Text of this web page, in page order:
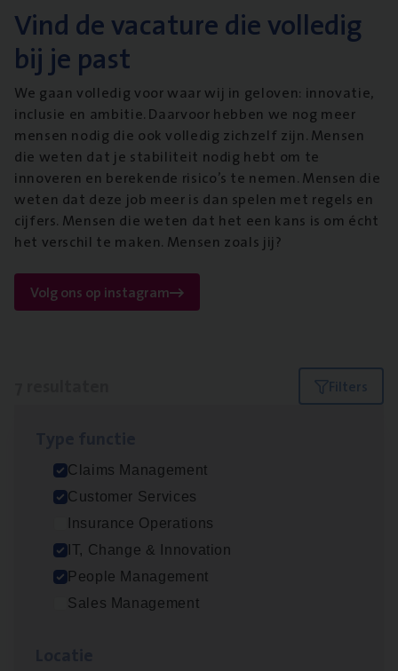
Vind de vacature die volledig
bij je past
We gaan volledig voor waar wij in geloven: innovatie,
inclusie en ambitie. Daarvoor hebben we nog meer
mensen nodig die ook volledig zichzelf zijn. Mensen
die weten dat je stabiliteit nodig hebt om te
innoveren en berekende risico’s te nemen. Mensen die
weten dat deze job meer is dan spelen met regels en
cijfers. Mensen die weten dat het een kans is om écht
het verschil te maken. Mensen zoals jij?
Volg ons op instagram
Filters
Claims Management
Customer Services
Insurance Operations
IT, Change & Innovation
People Management
Sales Management
Busi­ness Analyst
IT, Change & Innovation
Antwerpen
(Agi­le)IT Pro­ject Manager